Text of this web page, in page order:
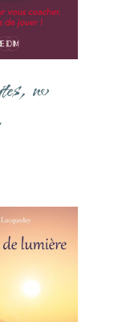
no